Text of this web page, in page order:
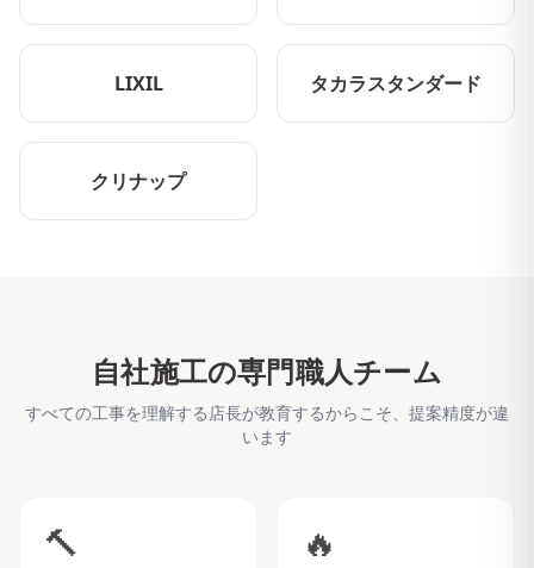
LIXIL タカラスタンダード
クリナップ
自社施工の専門職人チーム
すべての工事を理解する店長が教育するからこそ、提案精度が違
います
🔨 🔥